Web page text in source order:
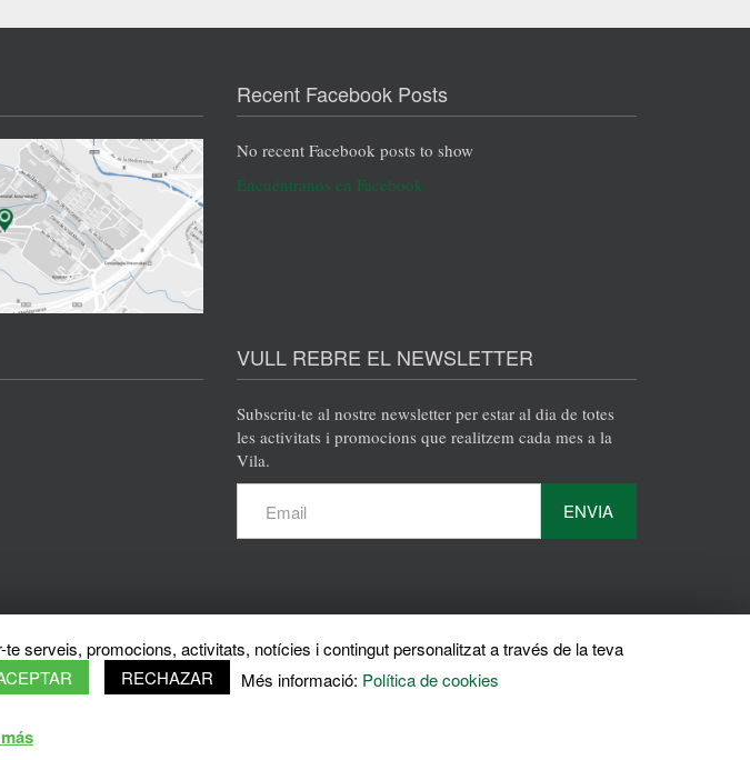
Recent Facebook Posts
No recent Facebook posts to show
Encuéntranos en Facebook
VULL REBRE EL NEWSLETTER
Subscriu·te al nostre newsletter per estar al dia de totes
les activitats i promocions que realitzem cada mes a la
Vila.
ENVIA
Sobre el web
Directori de la UAB
serveis, promocions, activitats, notícies i contingut personalitzat a través de la teva
RECHAZAR Més informació: Política de cookies